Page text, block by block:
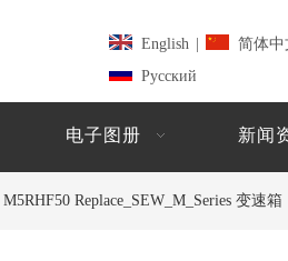
English 简体中
Pусский
电子图册 新闻
M5RHF50 Replace_SEW_M_Series 变速箱